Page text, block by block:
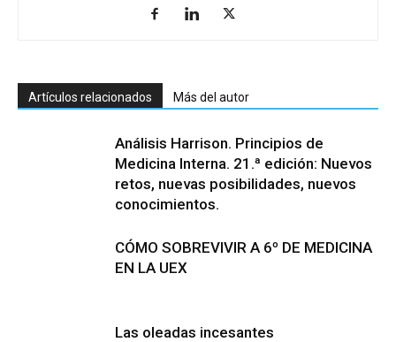
Artículos relacionados Más del autor
Análisis Harrison. Principios de
Medicina Interna. 21.ª edición: Nuevos
retos, nuevas posibilidades, nuevos
conocimientos.
CÓMO SOBREVIVIR A 6º DE MEDICINA
EN LA UEX
Las oleadas incesantes